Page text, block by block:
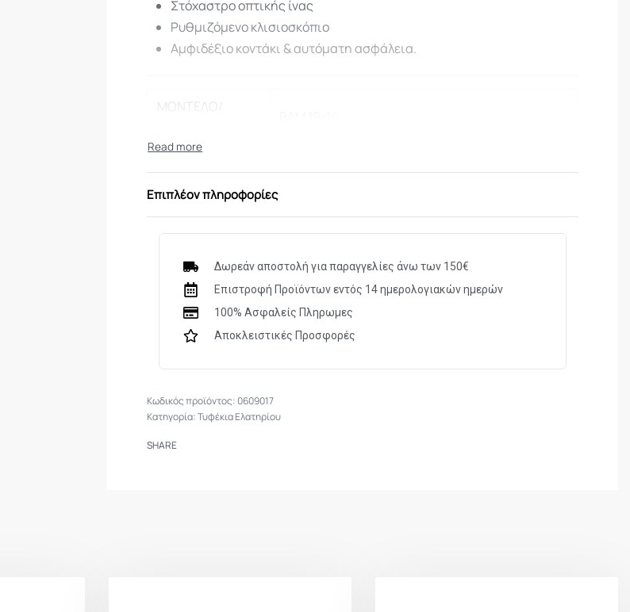
Στόχαστρο οπτικής ίνας
Ρυθμιζόμενο κλισιοσκόπιο
Αμφιδέξιο κοντάκι & αυτόματη ασφάλεια.
ΜΟΝΤΕΛΟ/
ΜΗΧΑΝΙΣΜΟΣ
ΚΟNΤΑΚΙ
Ξύλινο
ΒΑΡΟΣ
2.900kgr
ΜΗΚΟΣ ΟΠΛΟΥ
ΤΑΧΥΤΗΤΑ
305m/s
ΕΙΔΟΣ
ΒΛΗΜΑΤΟΣ
ΑΛΛΑ
Επιπλέον πληροφορίες
Δωρεάν αποστολή για παραγγελίες άνω των 150€
Επιστροφή Προϊόντων εντός 14 ημερολογιακών ημερών
100% Ασφαλείς Πληρωμες
Αποκλειστικές Προσφορές
0609017
Κατηγορία:Τυφέκια Ελατηρίου
SHARE